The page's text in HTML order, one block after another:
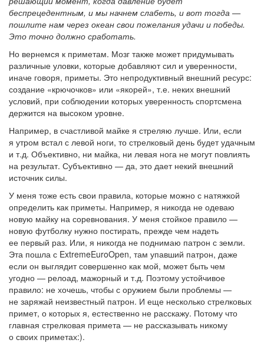
беспрецедентным, и мы начнем слабеть, и вот тогда —
пошлите нам через океан свои пожелания удачи и победы.
Это точно должно сработать.
Но вернемся к приметам. Мозг также может придумывать
различные уловки, которые добавляют сил и уверенности,
иначе говоря, приметы. Это непродуктивный внешний ресурс:
создание «крючочков» или «якорей», т.е. неких внешний
условий, при соблюдении которых уверенность спортсмена
держится на высоком уровне.
Например, в счастливой майке я стреляю лучше. Или, если
я утром встал с левой ноги, то стрелковый день будет удачным
и т.д. Объективно, ни майка, ни левая нога не могут повлиять
на результат. Субъективно — да, это дает некий внешний
источник силы.
У меня тоже есть свои правила, которые можно с натяжкой
определить как приметы. Например, я никогда не одеваю
новую майку на соревнования. У меня стойкое правило —
новую футболку нужно постирать, прежде чем надеть
ее первый раз. Или, я никогда не поднимаю патрон с земли.
Эта пошла с ExtremeEuroOpen, там упавший патрон, даже
если он выглядит совершенно как мой, может быть чем
угодно — релоад, мажорный и т.д. Поэтому устойчивое
правило: не хочешь, чтобы с оружием были проблемы —
не заряжай неизвестный патрон. И еще несколько стрелковых
примет, о которых я, естественно не расскажу. Потому что
главная стрелковая примета — не рассказывать никому
о своих приметах:).